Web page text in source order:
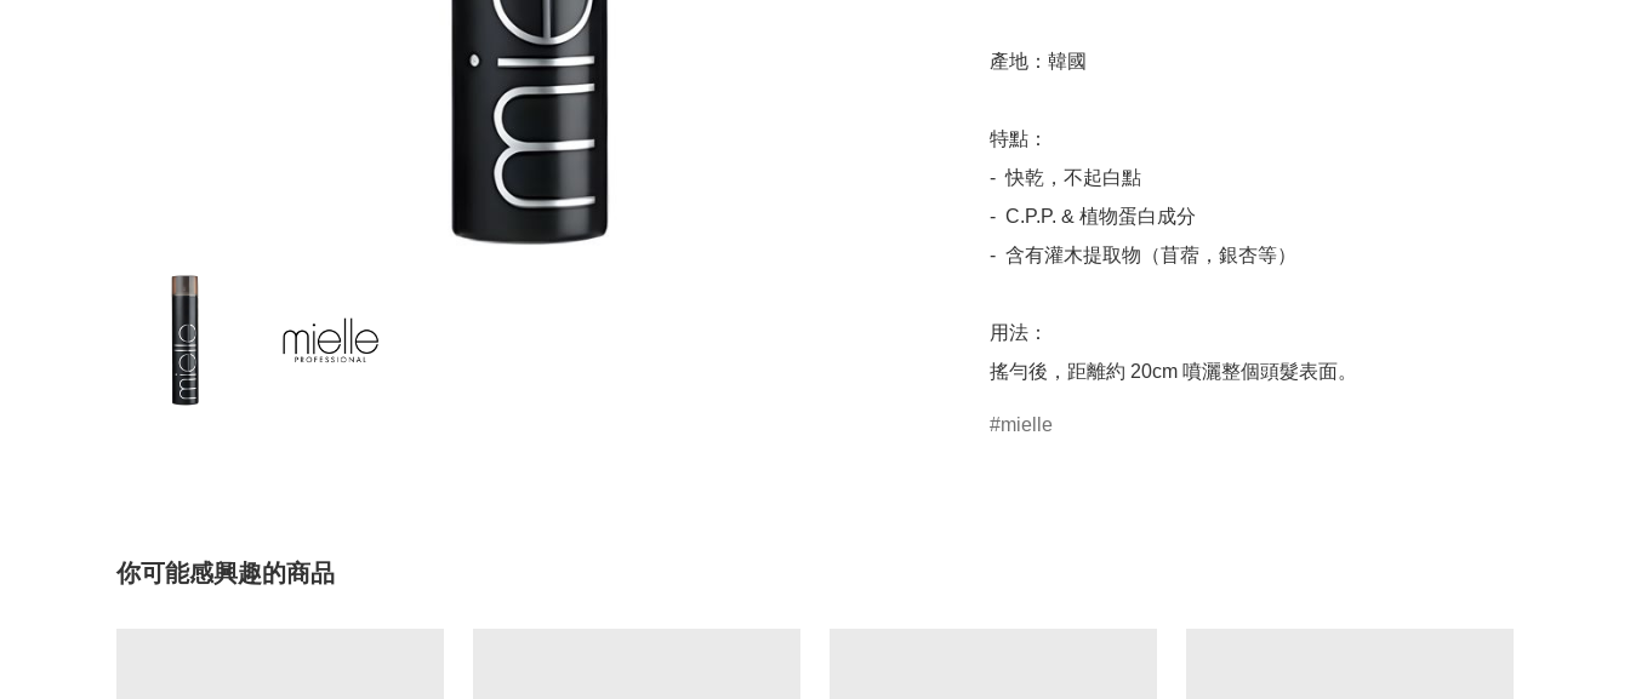
產地：韓國
特點：
-  快乾，不起白點
-  C.P.P. & 植物蛋白成分
-  含有灌木提取物（苜蓿，銀杏等）
用法：
搖勻後，距離約 20cm 噴灑整個頭髮表面。
mielle
你可能感興趣的商品